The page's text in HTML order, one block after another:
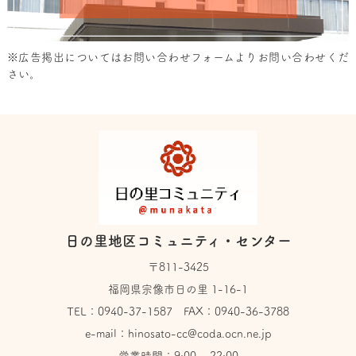
※広告掲出については お問い合わせフォーム よりお問い合わせくだ
さい。
日の里地区コミュニティ・センター
〒811-3425
福岡県宗像市日の里 1-16-1
TEL： 0940-37-1587 FAX：0940-36-3788
e-mail： hinosato-cc@coda.ocn.ne.jp